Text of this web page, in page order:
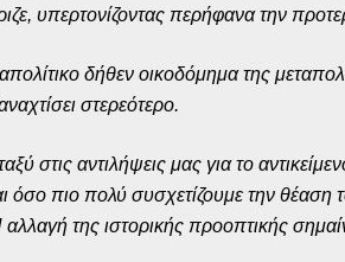
υπερτονίζοντας περήφανα την
δήθεν οικοδόμημα της
στερεότερο.
στις αντιλήψεις μας για το
όσο πιο πολύ συσχετίζουμε την θέαση
της ιστορικής προοπτικής